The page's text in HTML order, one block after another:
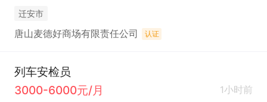
迁安市
唐山麦德好商场有限责任公司 认证
列车安检员
3000-6000元/月
1小时前